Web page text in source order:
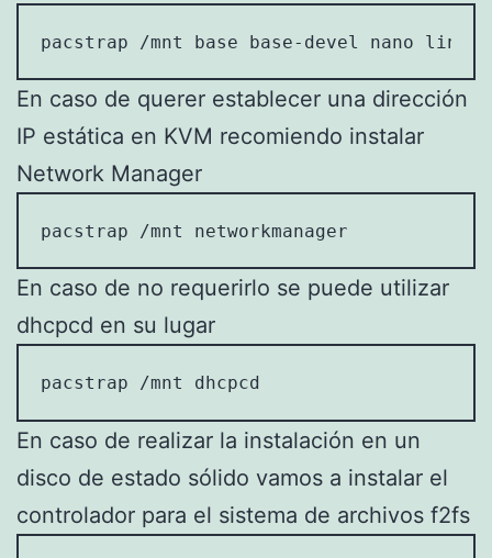
pacstrap /mnt base base-devel nano
En caso de querer establecer una dirección
IP estática en KVM recomiendo instalar
Network Manager
pacstrap /mnt networkmanager
En caso de no requerirlo se puede utilizar
dhcpcd en su lugar
pacstrap /mnt dhcpcd
En caso de realizar la instalación en un
disco de estado sólido vamos a instalar el
controlador para el sistema de archivos f2fs